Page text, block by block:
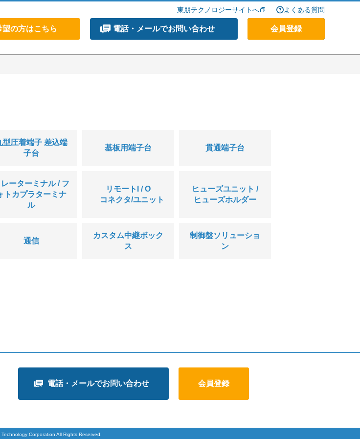
東朋テクノロジーサイトへ よくある質問
の方はこちら 電話・メールでお問い合わせ 会員登録
型圧着端子 差込端
子台
基板用端子台 貫通端子台
レーターミナル / フ
トカプラターミナ
ル
リモートI / O
コネクタ/ユニット
ヒューズユニット /
ヒューズホルダー
通信
カスタム中継ボック
ス
制御盤ソリューショ
ン
電話・メールでお問い合わせ 会員登録
Corporation All Rights Reserved.